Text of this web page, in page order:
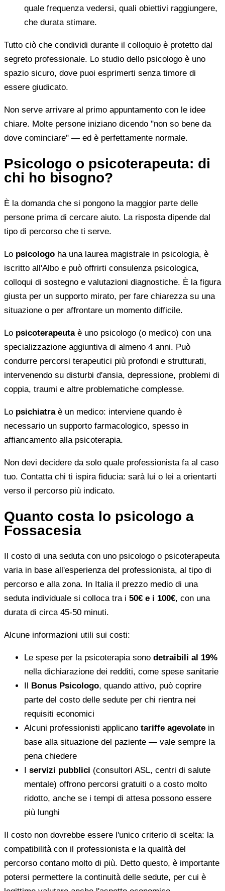
quale frequenza vedersi, quali obiettivi raggiungere,
che durata stimare.
Tutto ciò che condividi durante il colloquio è protetto dal
segreto professionale. Lo studio dello psicologo è uno
spazio sicuro, dove puoi esprimerti senza timore di
essere giudicato.
Non serve arrivare al primo appuntamento con le idee
chiare. Molte persone iniziano dicendo "non so bene da
dove cominciare" — ed è perfettamente normale.
Psicologo o psicoterapeuta: di
chi ho bisogno?
È la domanda che si pongono la maggior parte delle
persone prima di cercare aiuto. La risposta dipende dal
tipo di percorso che ti serve.
Lo psicologo ha una laurea magistrale in psicologia, è
iscritto all'Albo e può offrirti consulenza psicologica,
colloqui di sostegno e valutazioni diagnostiche. È la figura
giusta per un supporto mirato, per fare chiarezza su una
situazione o per affrontare un momento difficile.
Lo psicoterapeutaè uno psicologo (o medico) con una
specializzazione aggiuntiva di almeno 4 anni. Può
condurre percorsi terapeutici più profondi e strutturati,
intervenendo su disturbi d'ansia, depressione, problemi di
coppia, traumi e altre problematiche complesse.
Lo psichiatraè un medico: interviene quando è
necessario un supporto farmacologico, spesso in
affiancamento alla psicoterapia.
Non devi decidere da solo quale professionista fa al caso
tuo. Contatta chi ti ispira fiducia: sarà lui o lei a orientarti
verso il percorso più indicato.
Quanto costa lo psicologo a
Fossacesia
Il costo di una seduta con uno psicologo o psicoterapeuta
varia in base all'esperienza del professionista, al tipo di
percorso e alla zona. In Italia il prezzo medio di una
seduta individuale si colloca tra i 50€ e i 100€, con una
durata di circa 45-50 minuti.
Alcune informazioni utili sui costi:
Le spese per la psicoterapia sono detraibili al 19%
nella dichiarazione dei redditi, come spese sanitarie
Il Bonus Psicologo, quando attivo, può coprire
parte del costo delle sedute per chi rientra nei
requisiti economici
Alcuni professionisti applicano tariffe agevolate in
base alla situazione del paziente — vale sempre la
pena chiedere
I servizi pubblici (consultori ASL, centri di salute
mentale) offrono percorsi gratuiti o a costo molto
ridotto, anche se i tempi di attesa possono essere
più lunghi
Il costo non dovrebbe essere l'unico criterio di scelta: la
compatibilità con il professionista e la qualità del
percorso contano molto di più. Detto questo, è importante
potersi permettere la continuità delle sedute, per cui è